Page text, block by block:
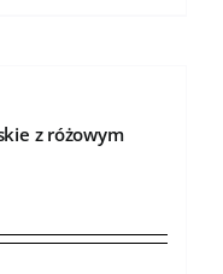
z różowym